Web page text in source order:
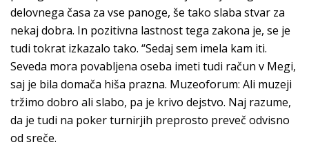
delovnega časa za vse panoge, še tako slaba stvar za
nekaj dobra. In pozitivna lastnost tega zakona je, se je
tudi tokrat izkazalo tako. “Sedaj sem imela kam iti.
Seveda mora povabljena oseba imeti tudi račun v Megi,
saj je bila domača hiša prazna. Muzeoforum: Ali muzeji
tržimo dobro ali slabo, pa je krivo dejstvo. Naj razume,
da je tudi na poker turnirjih preprosto preveč odvisno
od sreče.